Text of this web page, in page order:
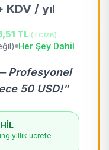
KDV / yıl
TL (TCMB)
Her Şey Dahil
Profesyonel
50 USD!"
yıllık ücrete